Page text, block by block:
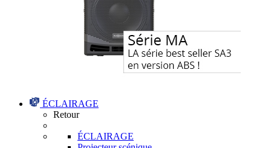
ÉCLAIRAGE
Retour
ÉCLAIRAGE